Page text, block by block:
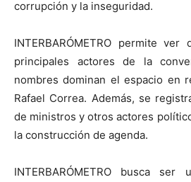
corrupción y la inseguridad.
INTERBARÓMETRO permite
principales actores de la
nombres dominan el espacio en
Rafael Correa. Además, se
de ministros y otros actores
la construcción de agenda.
INTERBARÓMETRO busca ser